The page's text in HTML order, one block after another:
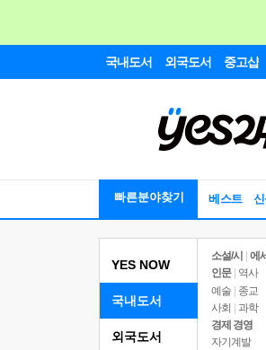
국내도서 외국도서 중고샵
빠른분야찾기 베스트
YES NOW
국내도서
소설/시
에
인문
역사
예술 | 종교
사회 | 과학
경제 경영
자기계발
외국도서